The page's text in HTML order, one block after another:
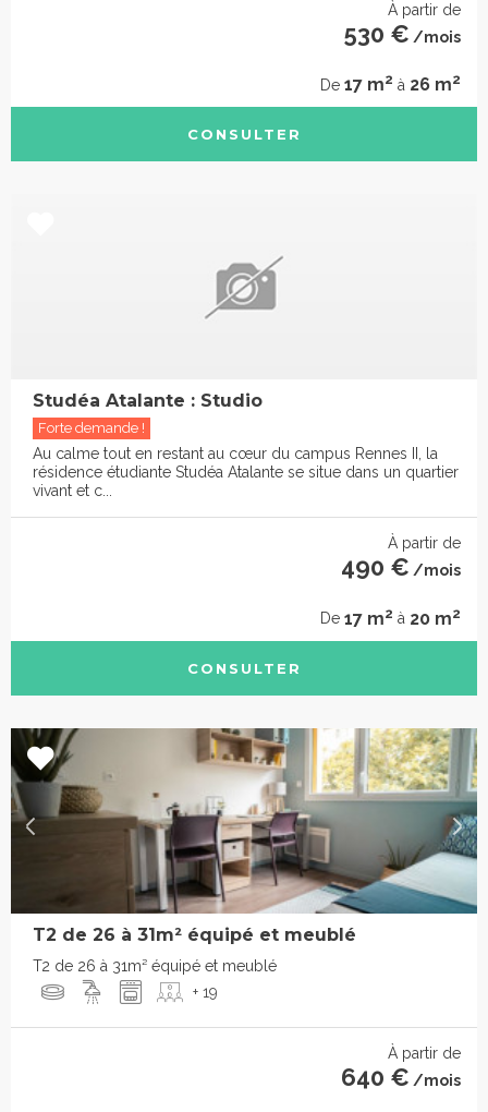
À partir de
530 € /mois
De 17 m2 à 26 m2
CONSULTER
Studéa Atalante : Studio
Forte demande !
Au calme tout en restant au cœur du campus Rennes II, la
résidence étudiante Studéa Atalante se situe dans un quartier
vivant et c...
À partir de
490 € /mois
De 17 m2 à 20 m2
CONSULTER
T2 de 26 à 31m² équipé et meublé
T2 de 26 à 31m² équipé et meublé
+ 19
À partir de
640 € /mois